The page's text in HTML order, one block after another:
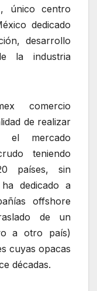
único centro
dedicado
desarrollo
la industria
comercio
de realizar
el mercado
teniendo
países, sin
dedicado a
offshore
de un
a otro país)
cuyas opacas
décadas.